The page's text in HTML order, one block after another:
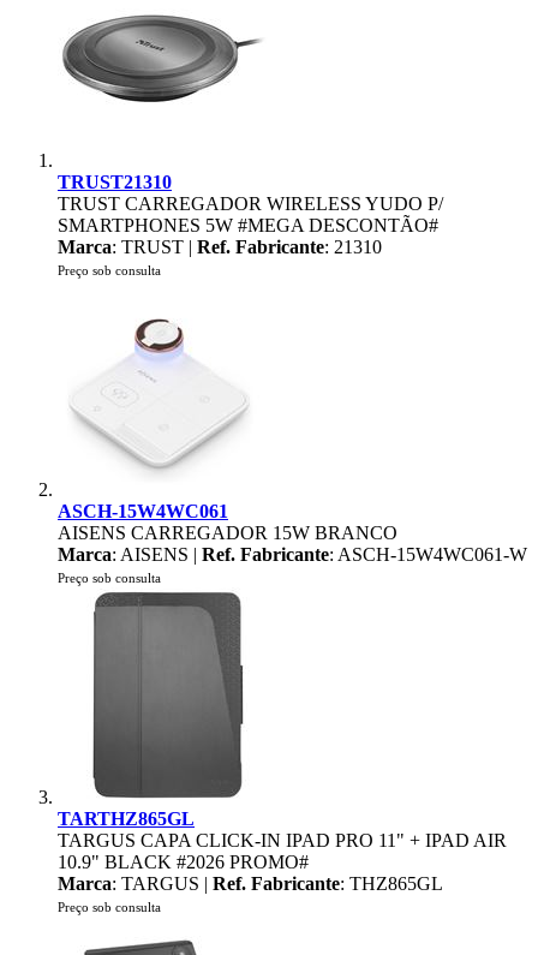
TRUST21310
TRUST CARREGADOR WIRELESS YUDO P/
SMARTPHONES 5W #MEGA DESCONTÃO#
Marca: TRUST | Ref. Fabricante: 21310
Preço sob consulta
ASCH-15W4WC061
AISENS CARREGADOR 15W BRANCO
Marca: AISENS | Ref. Fabricante: ASCH-15W4WC061-W
Preço sob consulta
TARTHZ865GL
TARGUS CAPA CLICK-IN IPAD PRO 11" + IPAD AIR
10.9" BLACK #2026 PROMO#
Marca: TARGUS | Ref. Fabricante: THZ865GL
Preço sob consulta